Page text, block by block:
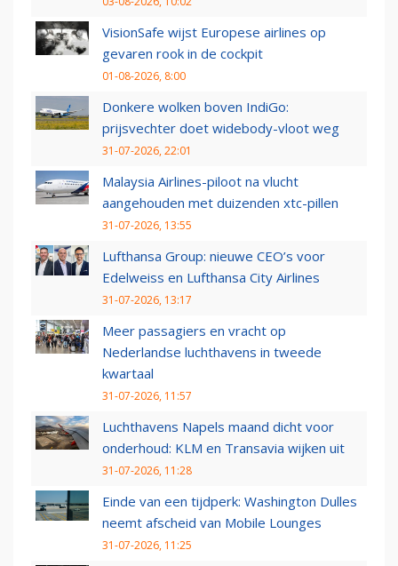
VisionSafe wijst Europese airlines op
gevaren rook in de cockpit
01-08-2026, 8:00
Donkere wolken boven IndiGo:
prijsvechter doet widebody-vloot weg
31-07-2026, 22:01
Malaysia Airlines-piloot na vlucht
aangehouden met duizenden xtc-pillen
31-07-2026, 13:55
Lufthansa Group: nieuwe CEO’s voor
Edelweiss en Lufthansa City Airlines
31-07-2026, 13:17
Meer passagiers en vracht op
Nederlandse luchthavens in tweede
kwartaal
31-07-2026, 11:57
Luchthavens Napels maand dicht voor
onderhoud: KLM en Transavia wijken uit
31-07-2026, 11:28
Einde van een tijdperk: Washington Dulles
neemt afscheid van Mobile Lounges
31-07-2026, 11:25